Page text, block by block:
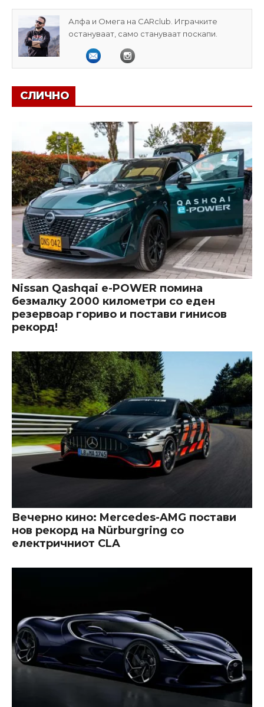
Алфа и Омега на CARclub. Играчките
остануваат, само стануваат поскапи.
СЛИЧНО
Nissan Qashqai e-POWER помина
безмалку 2000 километри со еден
резервоар гориво и постави гинисов
рекорд!
Вечерно кино: Mercedes-AMG постави
нов рекорд на Nürburgring со
електричниот CLA